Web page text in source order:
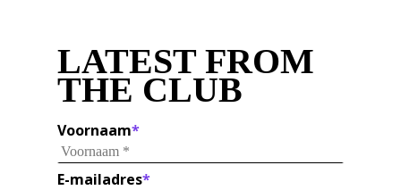
LATEST FROM
THE CLUB
Voornaam*
E-mailadres*